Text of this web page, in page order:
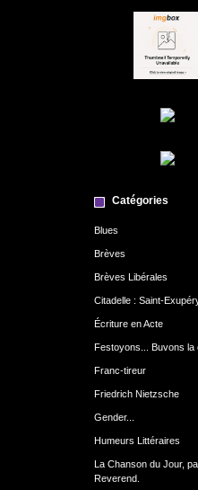
Catégories
Blues
Brèves
Brèves Libérales
Citadelle : Saint-
Écriture en Acte
Festoyons... Buvons la
Franc-tireur
Friedrich Nietzsche
Gender...
Humeurs Littéraires
La Chanson du Jour,
Reverend.